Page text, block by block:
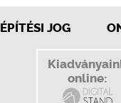
ÉPÍTÉSI JOG
online: